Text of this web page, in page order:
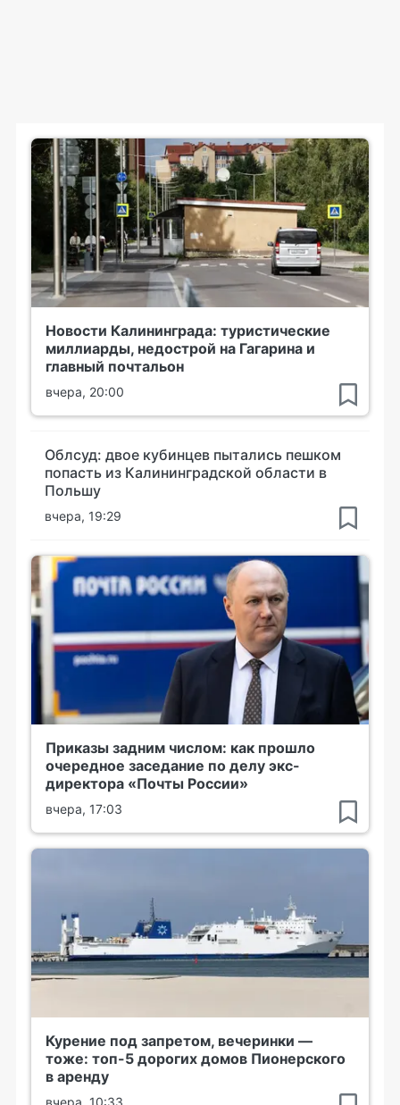
Новости Калининграда: туристические
миллиарды, недострой на Гагарина и
главный почтальон
вчера, 20:00
Облсуд: двое кубинцев пытались пешком
попасть из Калининградской области в
Польшу
вчера, 19:29
Приказы задним числом: как прошло
очередное заседание по делу экс-
директора «Почты России»
вчера, 17:03
Курение под запретом, вечеринки —
тоже: топ-5 дорогих домов Пионерского
в аренду
вчера, 10:33